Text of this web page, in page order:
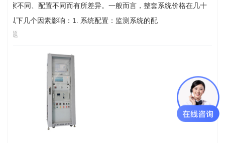
家不同、配置不同而有所差异。一般而言，整套系统价格在几十
以下几个因素影响：1. 系统配置：监测系统的配
问题